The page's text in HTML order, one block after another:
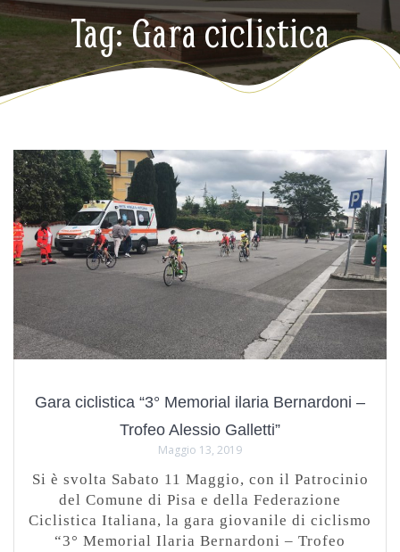
Tag:Gara ciclistica
Gara ciclistica “3° Memorial ilaria Bernardoni –
Trofeo Alessio Galletti”
Maggio 13, 2019
Si è svolta Sabato 11 Maggio, con il Patrocinio
del Comune di Pisa e della Federazione
Ciclistica Italiana, la gara giovanile di ciclismo
“3° Memorial Ilaria Bernardoni – Trofeo